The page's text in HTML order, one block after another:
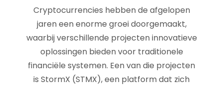
Cryptocurrencies hebben de afgelopen
jaren een enorme groei doorgemaakt,
waarbij verschillende projecten innovatieve
oplossingen bieden voor traditionele
financiële systemen. Een van die projecten
is StormX (STMX), een platform dat zich